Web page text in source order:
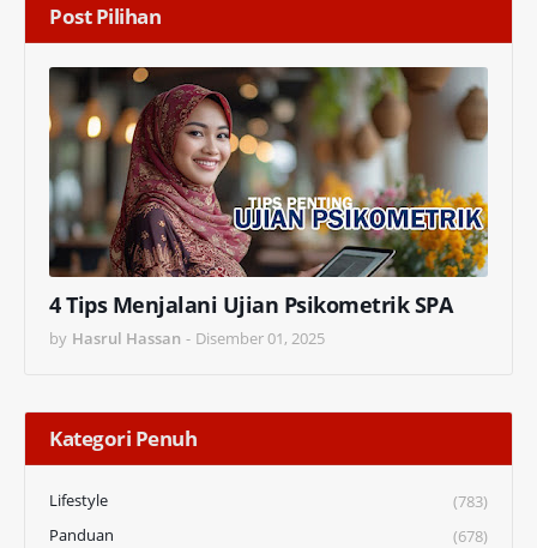
Post Pilihan
4 Tips Menjalani Ujian Psikometrik SPA
by Hasrul Hassan - Disember 01, 2025
Kategori Penuh
Lifestyle
(783)
Panduan
(678)